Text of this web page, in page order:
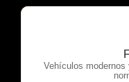
Vehículos